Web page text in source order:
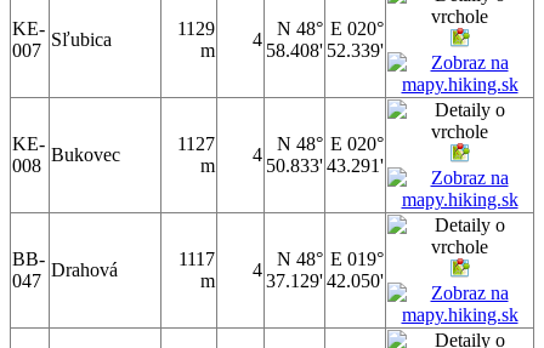
KE-
007
Sľubica
1129
m
4
N 48°
58.408'
E 020°
52.339'
KE-
008
Bukovec
1127
m
4
N 48°
50.833'
E 020°
43.291'
BB-
047
Drahová
1117
m
4
N 48°
37.129'
E 019°
42.050'